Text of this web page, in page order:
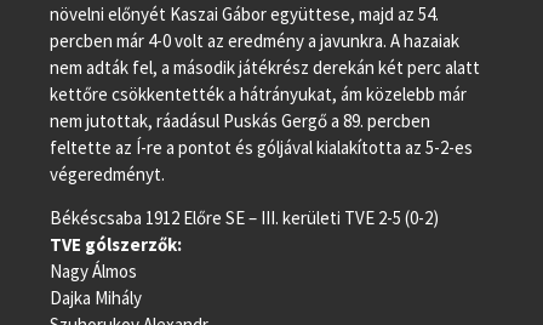
növelni előnyét Kaszai Gábor együttese, majd az 54.
percben már 4-0 volt az eredmény a javunkra. A hazaiak
nem adták fel, a második játékrész derekán két perc alatt
kettőre csökkentették a hátrányukat, ám közelebb már
nem jutottak, ráadásul Puskás Gergő a 89. percben
feltette az Í-re a pontot és góljával kialakította az 5-2-es
végeredményt.
Békéscsaba 1912 Előre SE – III. kerületi TVE 2-5 (0-2)
TVE gólszerzők:
Nagy Álmos
Dajka Mihály